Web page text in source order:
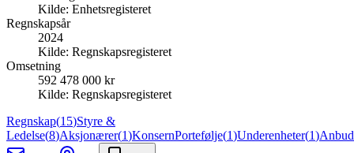
Kilde: Enhetsregisteret
Regnskapsår
2024
Kilde: Regnskapsregisteret
Omsetning
592 478 000 kr
Kilde: Regnskapsregisteret
Regnskap(15)Styre &
Ledelse(8)Aksjonærer(1)KonsernPortefølje(1)Underenheter(1)Anbud